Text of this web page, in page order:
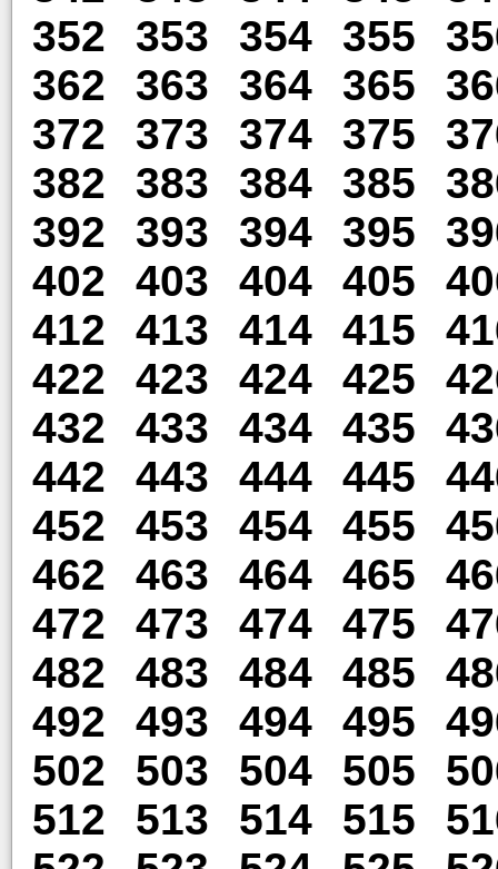
352
353 354 355
362
363 364 365
372
373 374 375
382
383 384 385
392
393 394 395
402
403 404 405
412
413 414 415
422
423 424 425
432
433 434 435
442
443 444 445
452
453 454 455
462
463 464 465
472
473 474 475
482
483 484 485
492
493 494 495
502
503 504 505
512
513 514 515